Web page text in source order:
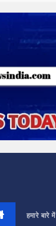
हमारे बारे में